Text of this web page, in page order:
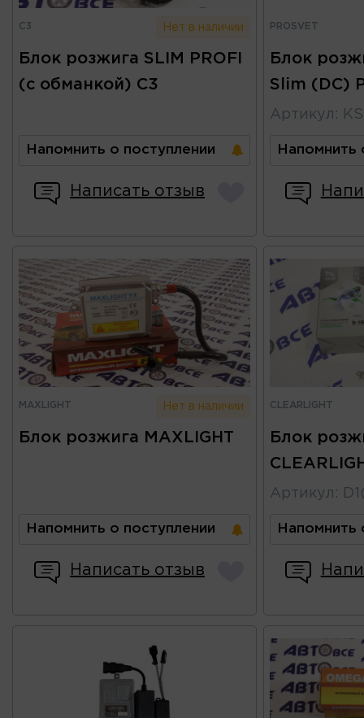
C3 Нет в наличии
Блок розжига SLIM PROFI
(с обманкой) С3
Напомнить о поступлении
Написать отзыв
PROSVET
Блок
Slim (DC)
Артикул :
Напомнить
MAXLIGHT Нет в наличии
Блок розжига MAXLIGHT
Напомнить о поступлении
Написать отзыв
CLEARLIGHT
Блок
Артикул :
Напомнить